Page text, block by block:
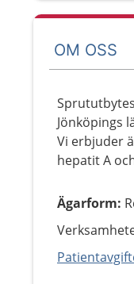
OM OSS
Jönköpings
Vi erbjuder
hepatit A
Ägarform: